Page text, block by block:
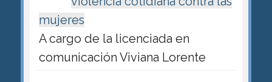
mujeres
A cargo de la licenciada en
comunicación Viviana Lorente